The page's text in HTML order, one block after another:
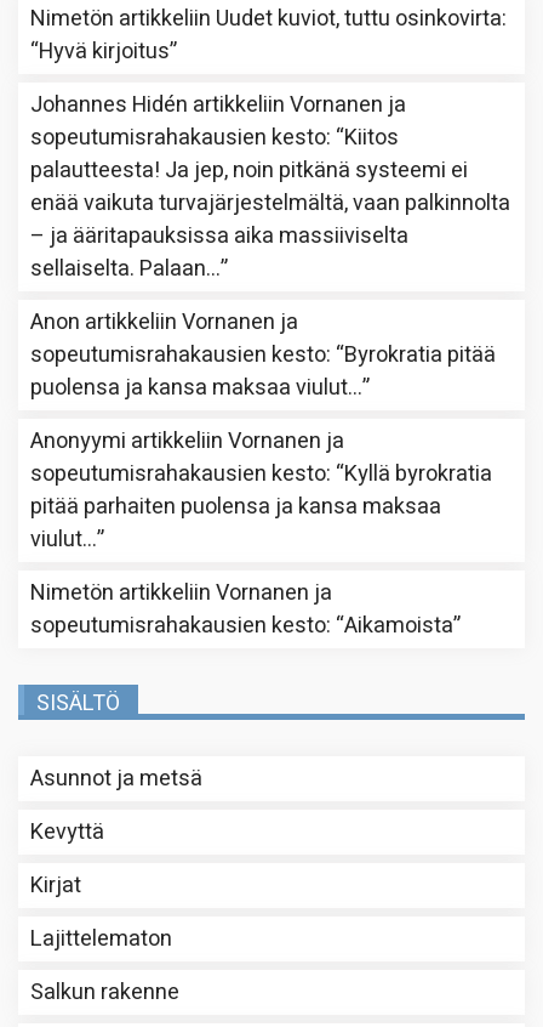
Nimetön artikkeliin Uudet kuviot, tuttu osinkovirta:
“Hyvä kirjoitus”
Johannes Hidén artikkeliinVornanen ja
sopeutumisrahakausien kesto: “Kiitos
palautteesta! Ja jep, noin pitkänä systeemi ei
enää vaikuta turvajärjestelmältä, vaan palkinnolta
– ja ääritapauksissa aika massiiviselta
sellaiselta. Palaan…”
Anon artikkeliinVornanen ja
sopeutumisrahakausien kesto: “Byrokratia pitää
puolensa ja kansa maksaa viulut…”
Anonyymi artikkeliinVornanen ja
sopeutumisrahakausien kesto: “Kyllä byrokratia
pitää parhaiten puolensa ja kansa maksaa
viulut…”
Nimetön artikkeliinVornanen ja
sopeutumisrahakausien kesto: “Aikamoista”
SISÄLTÖ
Asunnot ja metsä
Kevyttä
Kirjat
Lajittelematon
Salkun rakenne